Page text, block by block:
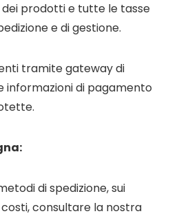
prodotti e tutte le tasse
e di gestione.
tramite gateway di
informazioni di pagamento
di spedizione, sui
consultare la nostra